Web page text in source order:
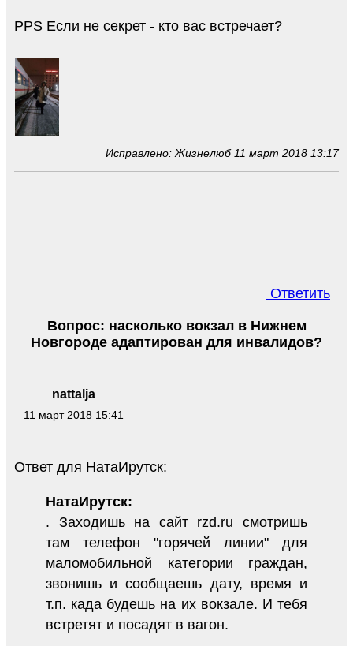
PPS Если не секрет - кто вас встречает?
Исправлено: Жизнелюб 11 март 2018 13:17
Ответить
nattalja
11 март 2018 15:41
Вопрос: насколько вокзал в Нижнем
Новгороде адаптирован для инвалидов?
Ответ для НатаИрутск:
НатаИрутск:
. Заходишь на сайт rzd.ru смотришь
там телефон "горячей линии" для
маломобильной категории граждан,
звонишь и сообщаешь дату, время и
т.п. када будешь на их вокзале. И тебя
встретят и посадят в вагон.